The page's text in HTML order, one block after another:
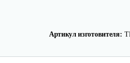
Артикул изготовителя: